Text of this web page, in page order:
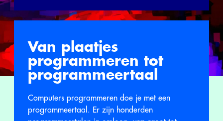
Van plaatjes
programmeren tot
programmeertaal
Computers programmeren doe je met een
programmeertaal. Er zijn honderden